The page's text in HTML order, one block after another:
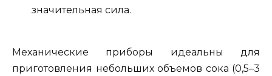
значительная сила.
Механические приборы идеальны для
приготовления небольших объемов сока (0,5–3